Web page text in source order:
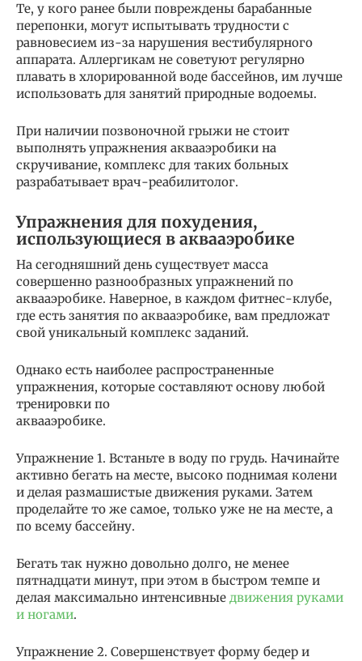
Те, у кого ранее были повреждены барабанные
перепонки, могут испытывать труд­ности с
равновесием из-за нарушения вестибулярного
аппарата. Аллергикам не советуют регулярно
плавать в хлориро­ванной воде бассейнов, им лучше
использовать для занятий природные водоемы.
При наличии позвоночной грыжи не стоит
выполнять упражнения аквааэробики на
скручивание, комплекс для таких больных
разрабатывает врач-реабилитолог.
Упражнения для похудения,
использующиеся в аквааэробике
На сегодняшний день существует масса
совершенно разнообразных упражнений по
аквааэробике. Наверное, в каждом фитнес-клубе,
где есть занятия по аквааэробике, вам предложат
свой уникальный комплекс заданий.
Однако есть наиболее распространенные
упражнения, которые составляют основу любой
тренировки по
аквааэробике.
Упражнение 1. Встаньте в воду по грудь. Начинайте
активно бегать на месте, высоко поднимая колени
и делая размашистые движения руками. Затем
проделайте то же самое, только уже не на месте, а
по всему бассейну.
Бегать так нужно довольно долго, не менее
пятнадцати минут, при этом в быстром темпе и
делая максимально интенсивные движения руками
и ногами.
Упражнение 2. Совершенствует форму бедер и